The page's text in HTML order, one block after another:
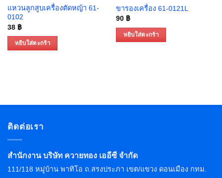
แหวนลูกสูบเครื่องตัดหญ้า 61-
0102
38 ฿
หยิบใส่ตะกร้า
ขารองเครื่อง 61-0121L
90 ฿
หยิบใส่ตะกร้า
ติดต่อเรา
สำนักงาน บริษัท ควายทอง เออีซี จำกัด
111/118 หมู่บ้าน พาทิโอ ถ.สรงประภา เขต/แขวง ดอนเมือง กทม.